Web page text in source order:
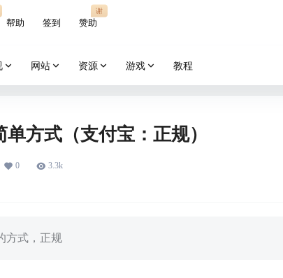
帮助 签到 赞助
谢
网站 资源 游戏 教程
方式（支付宝：正规）
0 3.3k
方式，正规